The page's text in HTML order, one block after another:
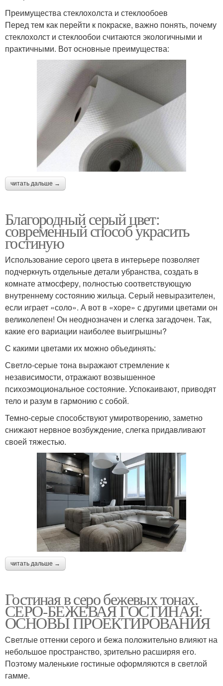
Преимущества стеклохолста и стеклообоев
Перед тем как перейти к покраске, важно понять, почему
стеклохолст и стеклообои считаются экологичными и
практичными. Вот основные преимущества:
читать дальше →
Благородный серый цвет:
современный способ украсить
гостиную
Использование серого цвета в интерьере позволяет
подчеркнуть отдельные детали убранства, создать в
комнате атмосферу, полностью соответствующую
внутреннему состоянию жильца. Серый невыразителен,
если играет «соло». А вот в «хоре» с другими цветами он
великолепен! Он неоднозначен и слегка загадочен. Так,
какие его вариации наиболее выигрышны?
С какими цветами их можно объединять:
Светло-серые тона выражают стремление к
независимости, отражают возвышенное
психоэмоциональное состояние. Успокаивают, приводят
тело и разум в гармонию с собой.
Темно-серые способствуют умиротворению, заметно
снижают нервное возбуждение, слегка придавливают
своей тяжестью.
читать дальше →
Гостиная в серо бежевых тонах.
СЕРО-БЕЖЕВАЯ ГОСТИНАЯ:
ОСНОВЫ ПРОЕКТИРОВАНИЯ
Светлые оттенки серого и бежа положительно влияют на
небольшое пространство, зрительно расширяя его.
Поэтому маленькие гостиные оформляются в светлой
гамме.